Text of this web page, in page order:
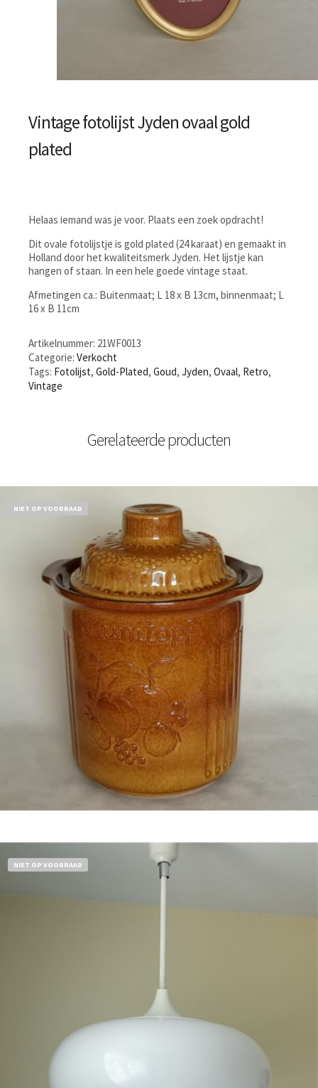
Vintage fotolijst Jyden ovaal gold
plated
Helaas iemand was je voor. Plaats een zoek opdracht!
Dit ovale fotolijstje is gold plated (24 karaat) en gemaakt in
Holland door het kwaliteitsmerk Jyden. Het lijstje kan
hangen of staan. In een hele goede vintage staat.
Afmetingen ca.: Buitenmaat; L 18 x B 13cm, binnenmaat; L
16 x B 11cm
Artikelnummer: 21WF0013
Categorie: Verkocht
Tags: Fotolijst, Gold-Plated, Goud, Jyden, Ovaal, Retro,
Vintage
Gerelateerde producten
NIET OP VOORRAAD
NIET OP VOORRAAD